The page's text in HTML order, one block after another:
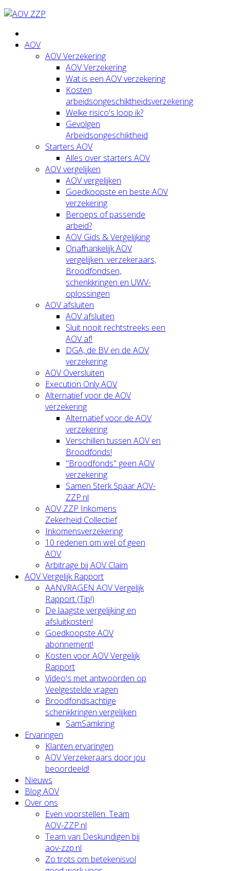
AOV
AOV Verzekering
AOV Verzekering
Wat is een AOV verzekering
Kosten
arbeidsongeschiktheidsverzekering
Welke risico's loop ik?
Gevolgen
Arbeidsongeschiktheid
Starters AOV
Alles over starters AOV
AOV vergelijken
AOV vergelijken
Goedkoopste en beste AOV
verzekering
Beroeps of passende
arbeid?
AOV Gids & Vergelijking
Onafhankelijk AOV
vergelijken: verzekeraars,
Broodfondsen,
schenkkringen en UWV-
oplossingen
AOV afsluiten
AOV afsluiten
Sluit nooit rechtstreeks een
AOV af!
DGA, de BV en de AOV
verzekering
AOV Oversluiten
Execution Only AOV
Alternatief voor de AOV
verzekering
Alternatief voor de AOV
verzekering
Verschillen tussen AOV en
Broodfonds!
"Broodfonds" geen AOV
verzekering
Samen Sterk Spaar AOV-
ZZP.nl
AOV ZZP Inkomens
Zekerheid Collectief
Inkomensverzekering
10 redenen om wel of geen
AOV
Arbitrage bij AOV Claim
AOV Vergelijk Rapport
AANVRAGEN AOV Vergelijk
Rapport (Tip!)
De laagste vergelijking en
afsluitkosten!
Goedkoopste AOV
abonnement!
Kosten voor AOV Vergelijk
Rapport
Video's met antwoorden op
Veelgestelde vragen
Broodfondsachtige
schenkkringen vergelijken
SamSamkring
Ervaringen
Klanten ervaringen
AOV Verzekeraars door jou
beoordeeld!
Nieuws
Blog AOV
Over ons
Even voorstellen: Team
AOV-ZZP.nl
Team van Deskundigen bij
aov-zzp.nl
Zo trots om betekenisvol